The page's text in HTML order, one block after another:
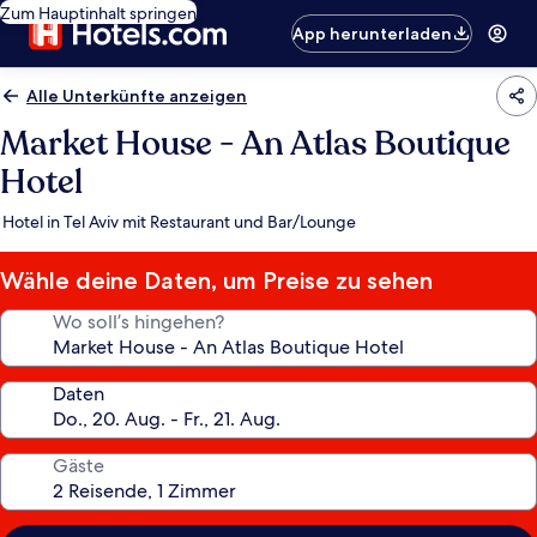
Zum Hauptinhalt springen
App herunterladen
Alle Unterkünfte anzeigen
Market House - An Atlas Boutique
Hotel
Hotel in Tel Aviv mit Restaurant und Bar/Lounge
Wähle deine Daten, um Preise zu sehen
Wo soll’s hingehen?
Daten
Gäste